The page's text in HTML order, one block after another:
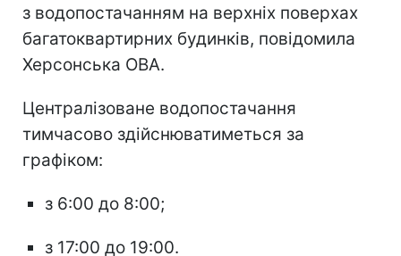
з водопостачанням на верхніх поверхах
багатоквартирних будинків, повідомила
Херсонська ОВА.
Централізоване водопостачання
тимчасово здійснюватиметься за
графіком:
з 6:00 до 8:00;
з 17:00 до 19:00.